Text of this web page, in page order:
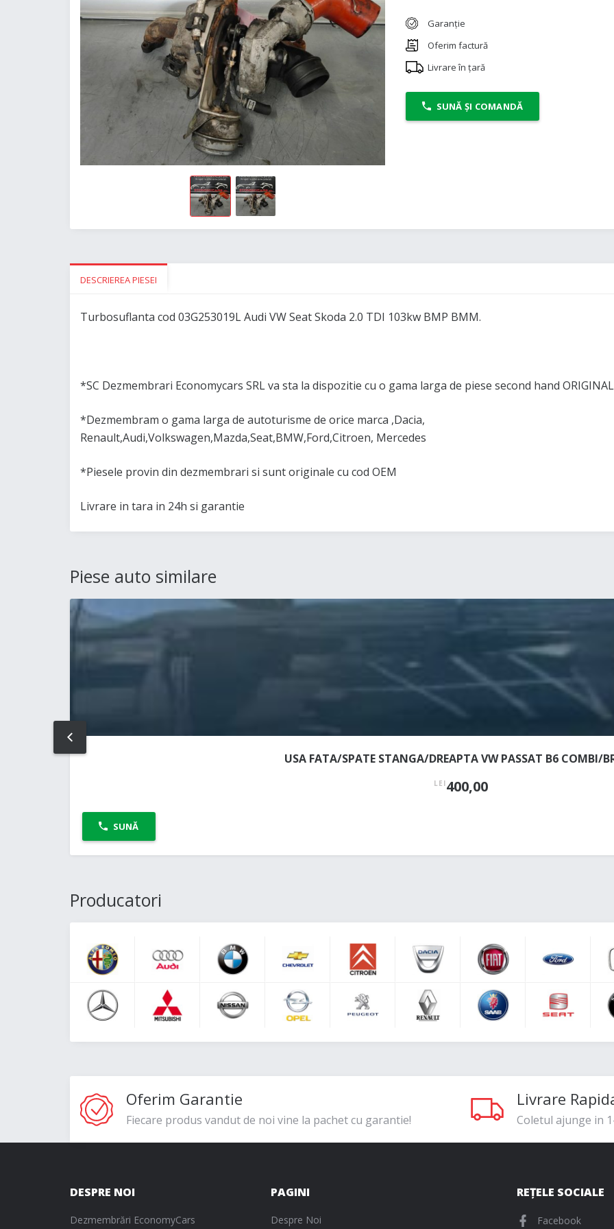
Garanție
Oferim factură
Livrare în țară
SUNĂ ȘI COMANDĂ
DESCRIEREA PIESEI
Turbosuflanta cod 03G253019L Audi VW Seat Skoda 2.0 TDI 103kw BMP BMM.
*SC Dezmembrari Economycars SRL va sta la dispozitie cu o gama larga de piese second hand
*Dezmembram o gama larga de autoturisme de orice marca ,Dacia,
Renault,Audi,Volkswagen,Mazda,Seat,BMW,Ford,Citroen, Mercedes
*Piesele provin din dezmembrari si sunt originale cu cod OEM
Livrare in tara in 24h si garantie
Piese auto similare
USA FATA/SPATE STANGA/DREAPTA VW PASSAT B6 COMBI/
LEI400,00
SUNĂ
PREV
Producatori
Oferim Garantie
Fiecare produs vandut de noi vine la pachet cu garantie!
Livrare
Coletul ajunge in
DESPRE NOI
Dezmembrări EconomyCars
PAGINI
Despre Noi
REȚELE SOCIALE
Facebook